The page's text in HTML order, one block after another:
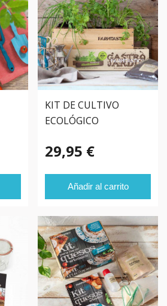
KIT DE CULTIVO
ECOLÓGICO
29,95 €
Añadir al carrito